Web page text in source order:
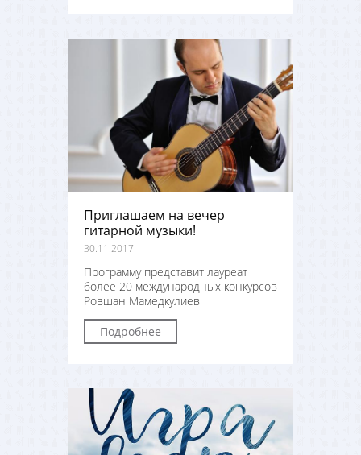
Приглашаем на вечер
гитарной музыки!
30.11.2017
Программу представит лауреат
более 20 международных конкурсов
Ровшан Мамедкулиев
Подробнее